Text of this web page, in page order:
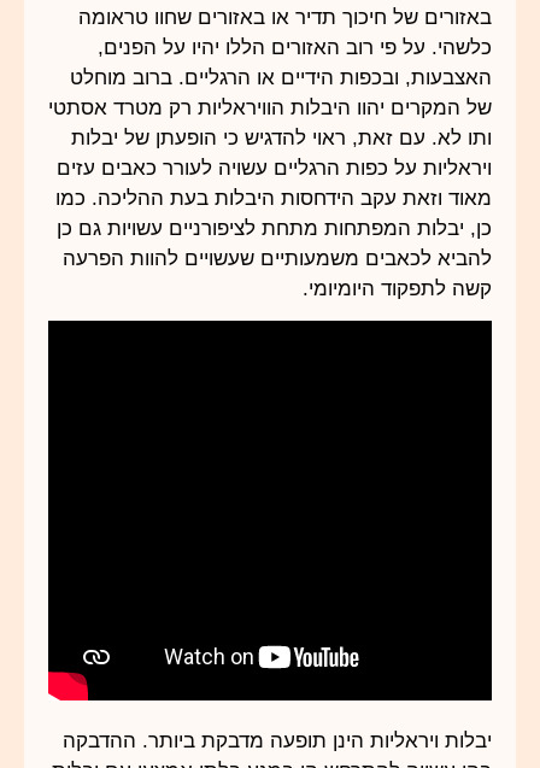
באזורים של חיכוך תדיר או באזורים שחוו טראומה
כלשהי. על פי רוב האזורים הללו יהיו על הפנים,
האצבעות, ובכפות הידיים או הרגליים. ברוב מוחלט
של המקרים יהוו היבלות הוויראליות רק מטרד אסתטי
ותו לא. עם זאת, ראוי להדגיש כי הופעתן של יבלות
ויראליות על כפות הרגליים עשויה לעורר כאבים עזים
מאוד וזאת עקב הידחסות היבלות בעת ההליכה. כמו
כן, יבלות המפתחות מתחת לציפורניים עשויות גם כן
להביא לכאבים משמעותיים שעשויים להוות הפרעה
קשה לתפקוד היומיומי.
יבלות ויראליות הינן תופעה מדבקת ביותר. ההדבקה